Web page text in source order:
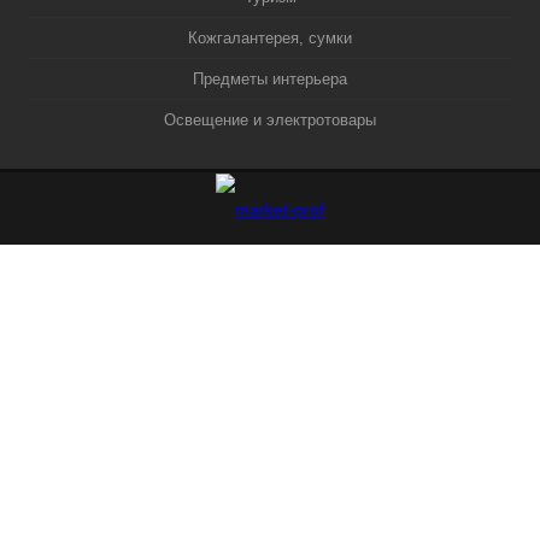
Кожгалантерея, сумки
Предметы интерьера
Освещение и электротовары